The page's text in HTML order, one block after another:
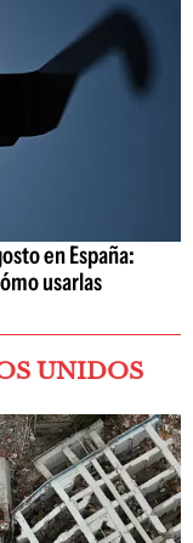
en España:
usarlas
UNIDOS